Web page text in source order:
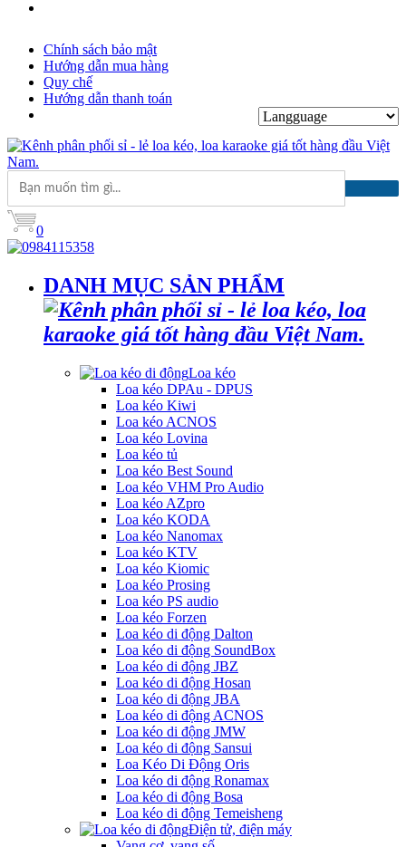
Chính sách bảo mật
Hướng dẫn mua hàng
Quy chế
Hướng dẫn thanh toán
0
DANH MỤC SẢN PHẨM
Loa kéo
Loa kéo DPAu - DPUS
Loa kéo Kiwi
Loa kéo ACNOS
Loa kéo Lovina
Loa kéo tủ
Loa kéo Best Sound
Loa kéo VHM Pro Audio
Loa kéo AZpro
Loa kéo KODA
Loa kéo Nanomax
Loa kéo KTV
Loa kéo Kiomic
Loa kéo Prosing
Loa kéo PS audio
Loa kéo Forzen
Loa kéo di động Dalton
Loa kéo di động SoundBox
Loa kéo di động JBZ
Loa kéo di động Hosan
Loa kéo di động JBA
Loa kéo di động ACNOS
Loa kéo di động JMW
Loa kéo di động Sansui
Loa Kéo Di Động Oris
Loa kéo di động Ronamax
Loa kéo di động Bosa
Loa kéo di động Temeisheng
Điện tử, điện máy